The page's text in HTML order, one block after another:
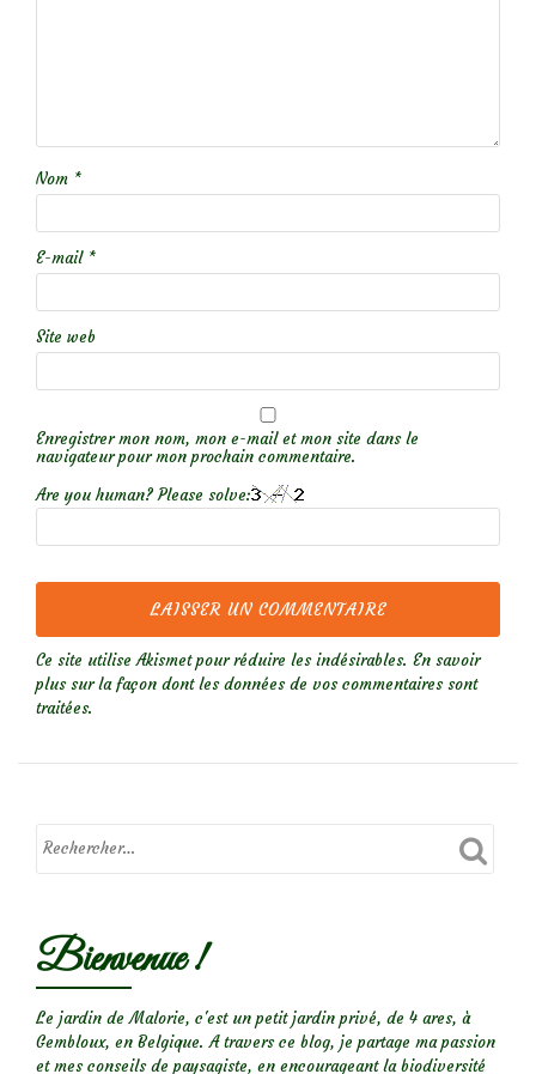
Nom *
E-mail *
Site web
Enregistrer mon nom, mon e-mail et mon site dans le
navigateur pour mon prochain commentaire.
Are you human? Please solve:
Ce site utilise Akismet pour réduire les indésirables. En savoir
plus sur la façon dont les données de vos commentaires sont
traitées.
Bienvenue !
Le jardin de Malorie, c'est un petit jardin privé, de 4 ares, à
Gembloux, en Belgique. A travers ce blog, je partage ma passion
et mes conseils de paysagiste, en encourageant la biodiversité